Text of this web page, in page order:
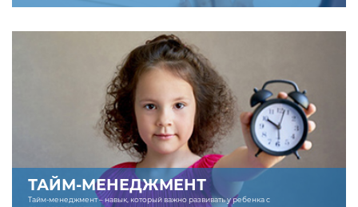
ТАЙМ-МЕНЕДЖМЕНТ
Тайм-менеджмент – навык, который важно развивать у ребенка с